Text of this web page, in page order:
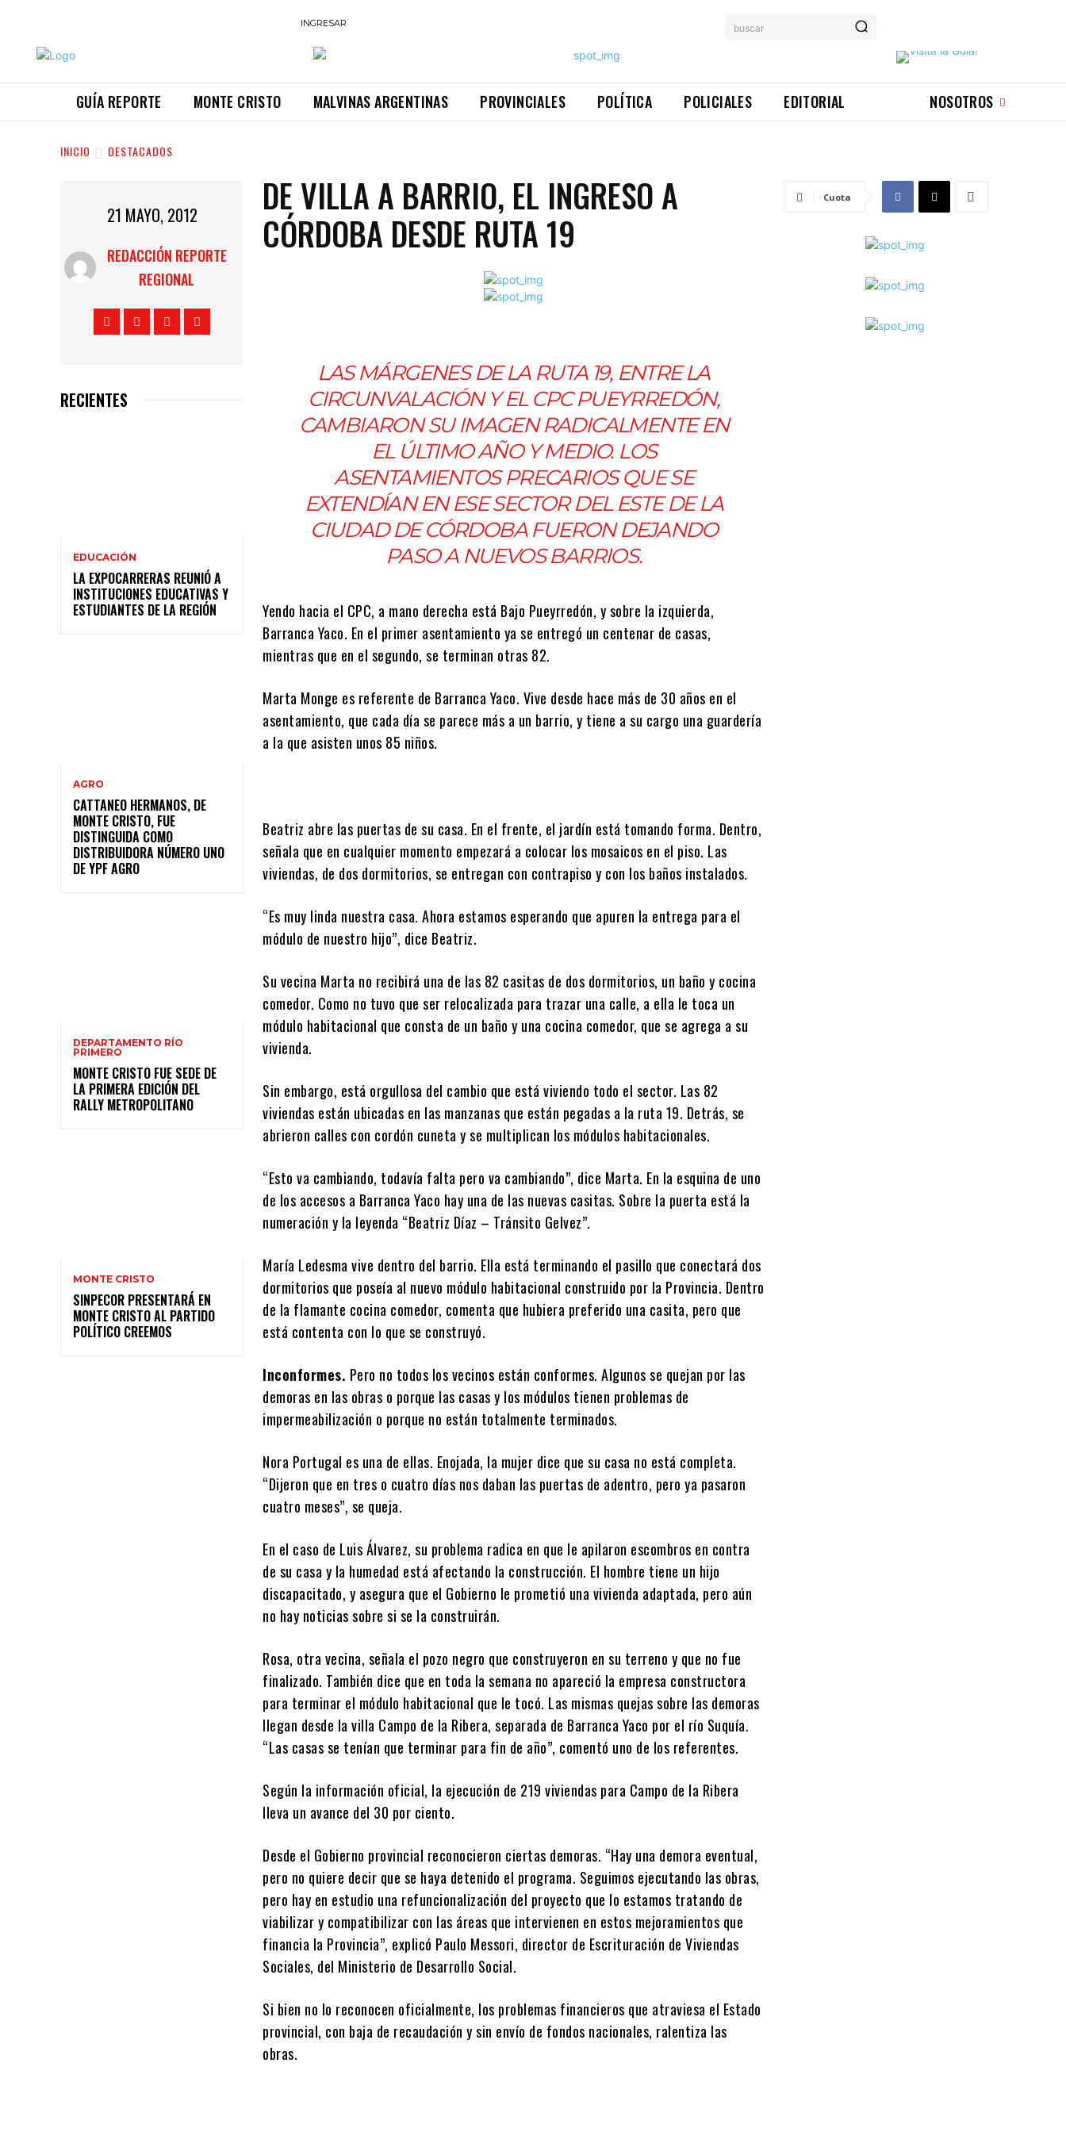
INGRESAR buscar
GUÍA REPORTE MONTE CRISTO MALVINAS ARGENTINAS PROVINCIALES POLÍTICA POLICIALES EDITORIAL NOSOTROS
INICIO DESTACADOS
21 MAYO, 2012
REDACCIÓN REPORTE
REGIONAL
RECIENTES
EDUCACIÓN
LA EXPOCARRERAS REUNIÓ A
INSTITUCIONES EDUCATIVAS Y
ESTUDIANTES DE LA REGIÓN
AGRO
CATTANEO HERMANOS, DE
MONTE CRISTO, FUE
DISTINGUIDA COMO
DISTRIBUIDORA NÚMERO UNO
DE YPF AGRO
DEPARTAMENTO RÍO
PRIMERO
MONTE CRISTO FUE SEDE DE
LA PRIMERA EDICIÓN DEL
RALLY METROPOLITANO
MONTE CRISTO
SINPECOR PRESENTARÁ EN
MONTE CRISTO AL PARTIDO
POLÍTICO CREEMOS
DE VILLA A BARRIO, EL INGRESO A
CÓRDOBA DESDE RUTA 19
LAS MÁRGENES DE LA RUTA 19, ENTRE LA
CIRCUNVALACIÓN Y EL CPC PUEYRREDÓN,
CAMBIARON SU IMAGEN RADICALMENTE EN
EL ÚLTIMO AÑO Y MEDIO. LOS
ASENTAMIENTOS PRECARIOS QUE SE
EXTENDÍAN EN ESE SECTOR DEL ESTE DE LA
CIUDAD DE CÓRDOBA FUERON DEJANDO
PASO A NUEVOS BARRIOS.
Yendo hacia el CPC, a mano derecha está Bajo Pueyrredón, y sobre la izquierda,
Barranca Yaco. En el primer asentamiento ya se entregó un centenar de casas,
mientras que en el segundo, se terminan otras 82.
Marta Monge es referente de Barranca Yaco. Vive desde hace más de 30 años en el
asentamiento, que cada día se parece más a un barrio, y tiene a su cargo una guardería
a la que asisten unos 85 niños.
Beatriz abre las puertas de su casa. En el frente, el jardín está tomando forma. Dentro,
señala que en cualquier momento empezará a colocar los mosaicos en el piso. Las
viviendas, de dos dormitorios, se entregan con contrapiso y con los baños instalados.
“Es muy linda nuestra casa. Ahora estamos esperando que apuren la entrega para el
módulo de nuestro hijo”, dice Beatriz.
Su vecina Marta no recibirá una de las 82 casitas de dos dormitorios, un baño y cocina
comedor. Como no tuvo que ser relocalizada para trazar una calle, a ella le toca un
módulo habitacional que consta de un baño y una cocina comedor, que se agrega a su
vivienda.
Sin embargo, está orgullosa del cambio que está viviendo todo el sector. Las 82
viviendas están ubicadas en las manzanas que están pegadas a la ruta 19. Detrás, se
abrieron calles con cordón cuneta y se multiplican los módulos habitacionales.
“Esto va cambiando, todavía falta pero va cambiando”, dice Marta. En la esquina de uno
de los accesos a Barranca Yaco hay una de las nuevas casitas. Sobre la puerta está la
numeración y la leyenda “Beatriz Díaz – Tránsito Gelvez”.
María Ledesma vive dentro del barrio. Ella está terminando el pasillo que conectará dos
dormitorios que poseía al nuevo módulo habitacional construido por la Provincia. Dentro
de la flamante cocina comedor, comenta que hubiera preferido una casita, pero que
está contenta con lo que se construyó.
Inconformes. Pero no todos los vecinos están conformes. Algunos se quejan por las
demoras en las obras o porque las casas y los módulos tienen problemas de
impermeabilización o porque no están totalmente terminados.
Nora Portugal es una de ellas. Enojada, la mujer dice que su casa no está completa.
“Dijeron que en tres o cuatro días nos daban las puertas de adentro, pero ya pasaron
cuatro meses”, se queja.
En el caso de Luis Álvarez, su problema radica en que le apilaron escombros en contra
de su casa y la humedad está afectando la construcción. El hombre tiene un hijo
discapacitado, y asegura que el Gobierno le prometió una vivienda adaptada, pero aún
no hay noticias sobre si se la construirán.
Rosa, otra vecina, señala el pozo negro que construyeron en su terreno y que no fue
finalizado. También dice que en toda la semana no apareció la empresa constructora
para terminar el módulo habitacional que le tocó. Las mismas quejas sobre las demoras
llegan desde la villa Campo de la Ribera, separada de Barranca Yaco por el río Suquía.
“Las casas se tenían que terminar para fin de año”, comentó uno de los referentes.
Según la información oficial, la ejecución de 219 viviendas para Campo de la Ribera
lleva un avance del 30 por ciento.
Desde el Gobierno provincial reconocieron ciertas demoras. “Hay una demora eventual,
pero no quiere decir que se haya detenido el programa. Seguimos ejecutando las obras,
pero hay en estudio una refuncionalización del proyecto que lo estamos tratando de
viabilizar y compatibilizar con las áreas que intervienen en estos mejoramientos que
financia la Provincia”, explicó Paulo Messori, director de Escrituración de Viviendas
Sociales, del Ministerio de Desarrollo Social.
Si bien no lo reconocen oficialmente, los problemas financieros que atraviesa el Estado
provincial, con baja de recaudación y sin envío de fondos nacionales, ralentiza las
obras.
Cuota